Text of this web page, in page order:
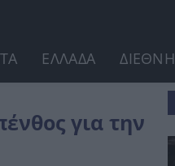
ΕΛΛΑΔΑ ΔΙΕΘΝΗ
για την